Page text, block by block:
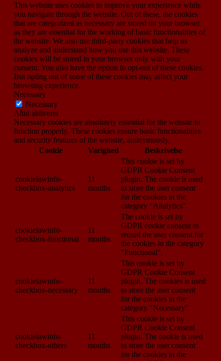
This website uses cookies to improve your experience while
you navigate through the website. Out of these, the cookies
that are categorized as necessary are stored on your browser
as they are essential for the working of basic functionalities of
the website. We also use third-party cookies that help us
analyze and understand how you use this website. These
cookies will be stored in your browser only with your
consent. You also have the option to opt-out of these cookies.
But opting out of some of these cookies may affect your
browsing experience.
Necessary
Necessary
Altid aktiveret
Necessary cookies are absolutely essential for the website to
function properly. These cookies ensure basic functionalities
and security features of the website, anonymously.
Cookie
Varighed Beskrivelse
cookielawinfo-
checkbox-analytics
11
months
This cookie is set by
GDPR Cookie Consent
plugin. The cookie is used
to store the user consent
for the cookies in the
category "Analytics".
cookielawinfo-
checkbox-functional
11
months
The cookie is set by
GDPR cookie consent to
record the user consent for
the cookies in the category
"Functional".
cookielawinfo-
checkbox-necessary
11
months
This cookie is set by
GDPR Cookie Consent
plugin. The cookies is used
to store the user consent
for the cookies in the
category "Necessary".
cookielawinfo-
checkbox-others
11
months
This cookie is set by
GDPR Cookie Consent
plugin. The cookie is used
to store the user consent
for the cookies in the